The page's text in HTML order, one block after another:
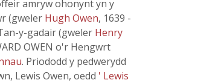
amryw ohonynt yn y
(gweler Hugh Owen, 1639 -
y-gadair (gweler Henry
OWEN o'r Hengwrt
. Priododd y pedwerydd
Lewis Owen, oedd ' Lewis